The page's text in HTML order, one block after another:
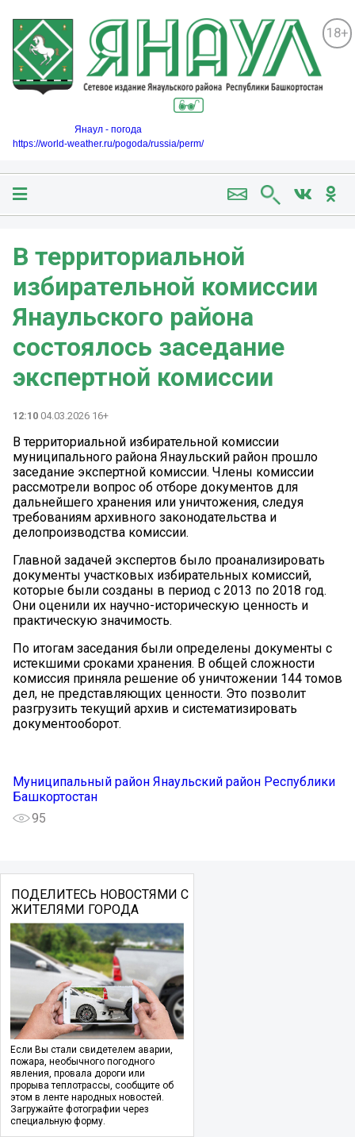
18+
Янаул - погода
https://world-weather.ru/pogoda/russia/perm/
В территориальной
избирательной комиссии
Янаульского района
состоялось заседание
экспертной комиссии
12:10 04.03.2026 16+
В территориальной избирательной комиссии
муниципального района Янаульский район прошло
заседание экспертной комиссии. Члены комиссии
рассмотрели вопрос об отборе документов для
дальнейшего хранения или уничтожения, следуя
требованиям архивного законодательства и
делопроизводства комиссии.
Главной задачей экспертов было проанализировать
документы участковых избирательных комиссий,
которые были созданы в период с 2013 по 2018 год.
Они оценили их научно-историческую ценность и
практическую значимость.
По итогам заседания были определены документы с
истекшими сроками хранения. В общей сложности
комиссия приняла решение об уничтожении 144 томов
дел, не представляющих ценности. Это позволит
разгрузить текущий архив и систематизировать
документооборот.
Муниципальный район Янаульский район Республики
Башкортостан
95
ПОДЕЛИТЕСЬ НОВОСТЯМИ С
ЖИТЕЛЯМИ ГОРОДА
Если Вы стали свидетелем аварии,
пожара, необычного погодного
явления, провала дороги или
прорыва теплотрассы, сообщите об
этом в ленте народных новостей.
Загружайте фотографии через
специальную форму.